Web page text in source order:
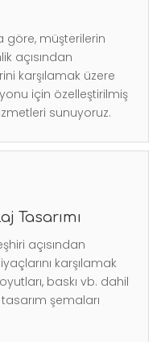
göre, müşterilerin
açısından
karşılamak üzere
için özelleştirilmiş
sunuyoruz.
Tasarımı
açısından
karşılamak
baskı vb. dahil
şemaları